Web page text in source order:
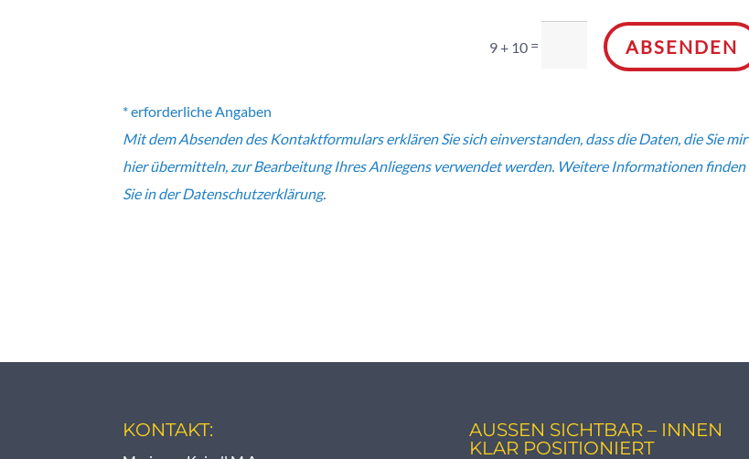
9 + 10 = ABSENDEN
* erforderliche Angaben
Mit dem Absenden des Kontaktformulars erklären Sie sich einverstanden, dass die Daten, die Sie mir
hier übermitteln, zur Bearbeitung Ihres Anliegens verwendet werden. Weitere Informationen finden
Sie in derDatenschutzerklärung.
KONTAKT:
AUSSEN SICHTBAR – INNEN K
LAR POSITIONIERT